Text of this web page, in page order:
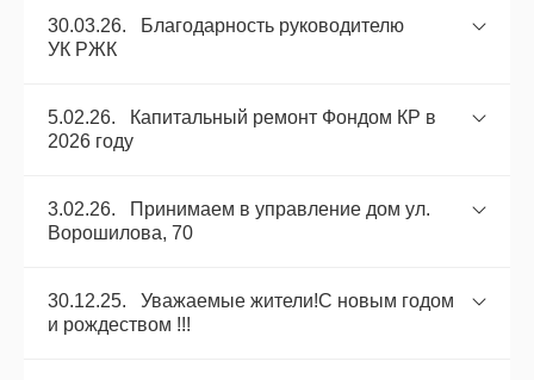
30.03.26. Благодарность руководителю
УК РЖК
5.02.26. Капитальный ремонт Фондом КР в
2026 году
3.02.26. Принимаем в управление дом ул.
Ворошилова, 70
30.12.25. Уважаемые жители!С новым годом
и рождеством !!!